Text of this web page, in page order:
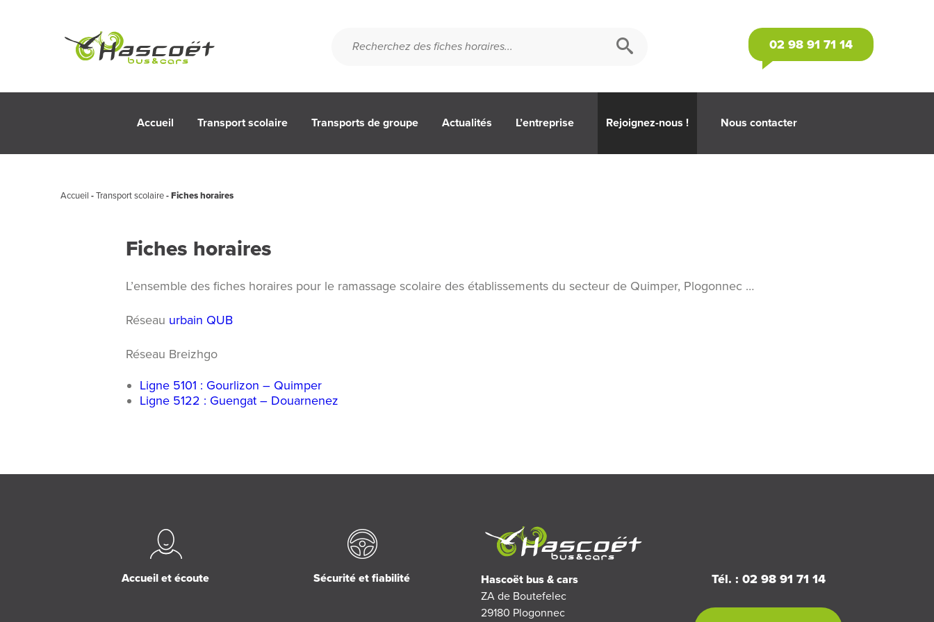
02 98 91 71 14
Accueil Transport scolaire Transports de groupe Actualités L’entreprise Rejoignez-nous ! Nous contacter
Accueil -Transport scolaire-Fiches horaires
Fiches horaires
L’ensemble des fiches horaires pour le ramassage scolaire des établissements du secteur de Quimper, Plogonnec …
Réseau urbain QUB
Réseau Breizhgo
Ligne 5101 : Gourlizon – Quimper
Ligne 5122 : Guengat – Douarnenez
Accueil et écoute Sécurité et fiabilité
Hascoët bus & cars
ZA de Boutefelec
29180 Plogonnec
Tél. : 02 98 91 71 14